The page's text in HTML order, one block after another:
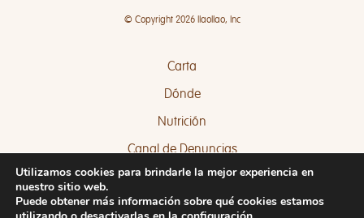
© Copyright 2026 llaollao, Inc
Carta
Dónde
Nutrición
Canal de Denuncias
Quejas y Sugerencias
Utilizamos cookies para brindarle la mejor experiencia en
nuestro sitio web.
Puede obtener más información sobre qué cookies estamos